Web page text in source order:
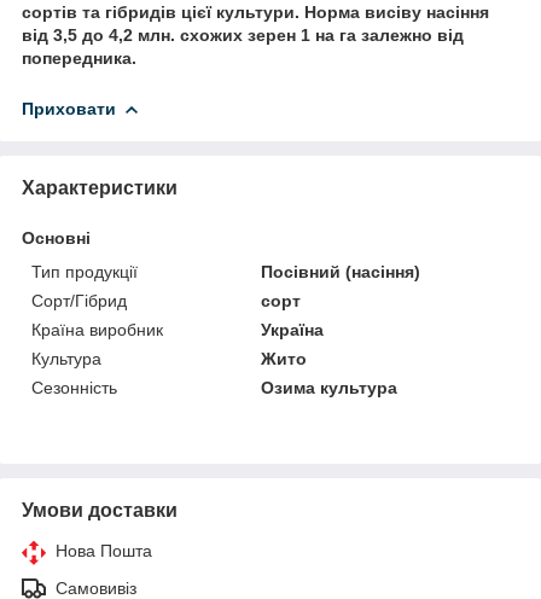
сортів та гібридів цієї культури. Норма висіву насіння
від 3,5 до 4,2 млн. схожих зерен 1 на га залежно від
попередника.
Приховати
Характеристики
Основні
Тип продукції
Посівний (насіння)
Сорт/Гібрид
сорт
Країна виробник
Україна
Культура
Жито
Сезонність
Озима культура
Умови доставки
Нова Пошта
Самовивіз